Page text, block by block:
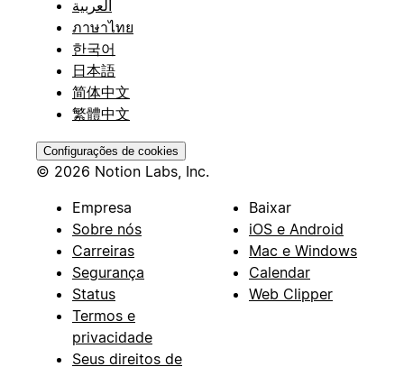
العربية
ภาษาไทย
한국어
日本語
简体中文
繁體中文
Configurações de cookies
© 2026 Notion Labs, Inc.
Empresa
Sobre nós
Carreiras
Segurança
Status
Termos e
privacidade
Seus direitos de
Baixar
iOS e Android
Mac e Windows
Calendar
Web Clipper